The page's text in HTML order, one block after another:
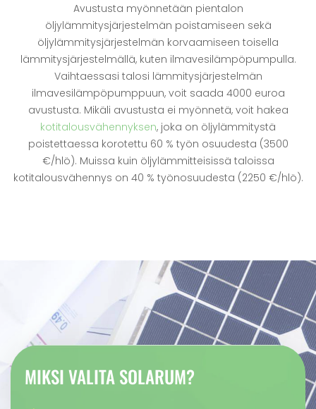
Avustusta myönnetään pientalon
öljylämmitysjärjestelmän poistamiseen sekä
öljylämmitysjärjestelmän korvaamiseen toisella
lämmitysjärjestelmällä, kuten ilmavesilämpöpumpulla.
Vaihtaessasi talosi lämmitysjärjestelmän
ilmavesilämpöpumppuun, voit saada 4000 euroa
avustusta. Mikäli avustusta ei myönnetä, voit hakea
kotitalousvähennyksen, joka on öljylämmitystä
poistettaessa korotettu 60 % työn osuudesta (3500
€/hlö). Muissa kuin öljylämmitteisissä taloissa
kotitalousvähennys on 40 % työnosuudesta (2250 €/hlö).
MIKSI VALITA SOLARUM?